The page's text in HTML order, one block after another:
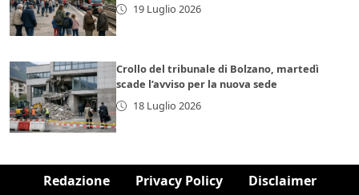
19 Luglio 2026
Crollo del tribunale di Bolzano, martedì
scade l’avviso per la nuova sede
18 Luglio 2026
Redazione Privacy Policy Disclaimer